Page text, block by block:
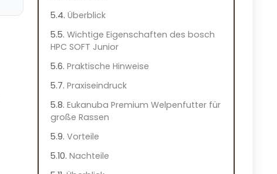
Überblick
Wichtige Eigenschaften des bosch
HPC SOFT Junior
Praktische Hinweise
Praxiseindruck
Eukanuba Premium Welpenfutter für
große Rassen
Vorteile
Nachteile